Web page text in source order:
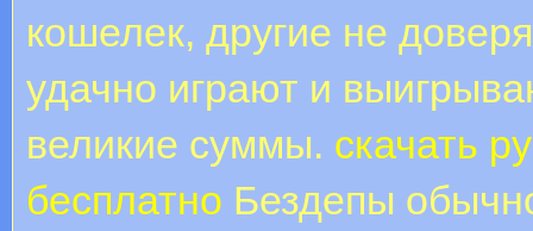
кошелек, другие не
удачно играют и
великие суммы. скачать
бесплатно Бездепы